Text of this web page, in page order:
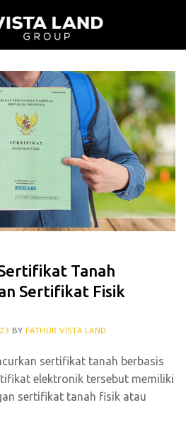
Tanah
Sertifikat Fisik
BYFATHUR VISTA LAND
sertifikat tanah berbasis
elektronik tersebut memiliki
sertifikat tanah fisik atau